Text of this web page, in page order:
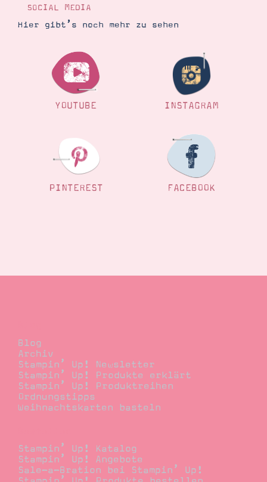
SOCIAL MEDIA
Hier gibt’s noch mehr zu sehen
YOUTUBE INSTAGRAM
PINTEREST FACEBOOK
Blog
Archiv
Stampin’ Up! Newsletter
Stampin’ Up! Produkte erklärt
Stampin’ Up! Produktreihen
Ordnungstipps
Weihnachtskarten basteln
Stampin’ Up! Katalog
Stampin’ Up! Angebote
Sale-a-Bration bei Stampin’ Up!